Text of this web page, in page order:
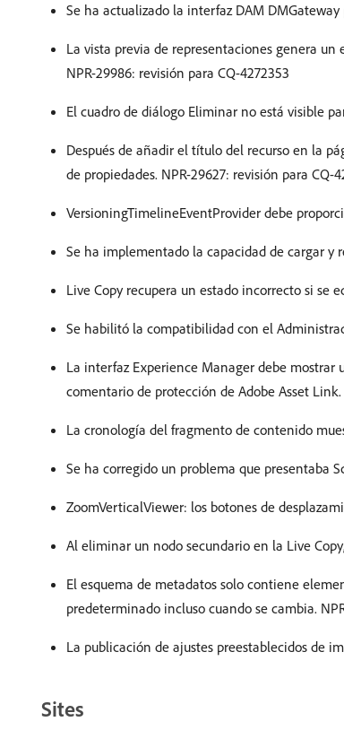
Se ha actualizado la interfaz DAM
La vista previa de representaciones genera un
NPR-29986: revisión para CQ-4272353
El cuadro de diálogo Eliminar no está visible
Después de añadir el título del recurso en la
de propiedades. NPR-29627: revisión para CQ-
VersioningTimelineEventProvider debe
Se ha implementado la capacidad de cargar y
Live Copy recupera un estado incorrecto si se
Se habilitó la compatibilidad con el
La interfaz Experience Manager debe
comentario de protección de Adobe Asset
La cronología del fragmento de contenido
Se ha corregido un problema que presentaba
ZoomVerticalViewer: los botones de
Al eliminar un nodo secundario en la Live
El esquema de metadatos solo contiene
predeterminado incluso cuando se cambia.
La publicación de ajustes preestablecidos de
Sites